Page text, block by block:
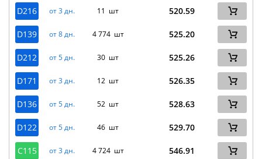
D216 от 3 дн. 11 шт 520.59
D139 от 8 дн. 4 774 шт 525.20
D212 от 5 дн. 30 шт 525.26
D171 от 3 дн. 12 шт 526.35
D136 от 5 дн. 52 шт 528.63
D122 от 5 дн. 46 шт 529.70
C115 от 3 дн. 4 724 шт 546.91